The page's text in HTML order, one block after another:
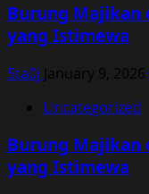
Burung Majikan
yang Istimewa
5ta0j January 9, 2026
Uncategorized
Burung Majikan
yang Istimewa